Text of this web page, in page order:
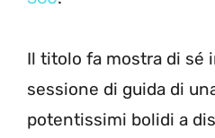
Il titolo fa mostra di sé
sessione di guida di
potentissimi bolidi a